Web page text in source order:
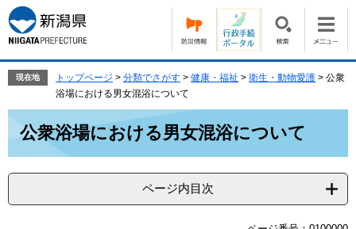
ー
ジ
の
で
ニ
ュ
ー
ば
本
文
現在地 トップページ > 分類でさがす > 健康・福祉 > 衛生・動物愛護 > 公衆
浴場における男女混浴について
公衆浴場における男女混浴について
ページ内目次